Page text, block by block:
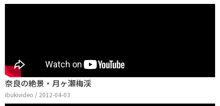
奈良の絶景・月ヶ瀬梅渓
ibukivideo / 2012-04-03